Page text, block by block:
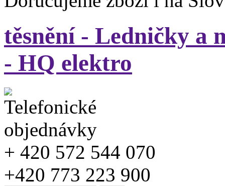
těsnění - Ledničky a
- HQ elektro
+ 420 572 544 070
+420 773 223 900